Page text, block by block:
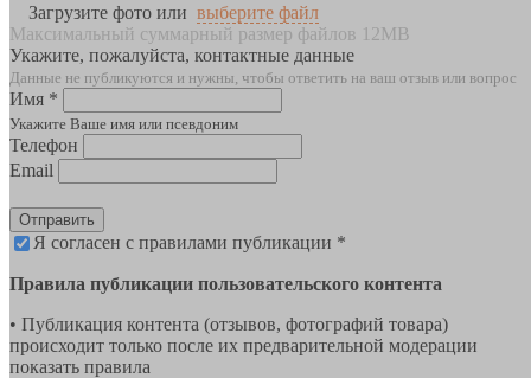
Загрузите фото или выберите файл
Максимальный суммарный размер файлов 12MB
Укажите, пожалуйста, контактные данные
Данные не публикуются и нужны, чтобы ответить на ваш отзыв или вопрос
Имя *
Укажите Ваше имя или псевдоним
Телефон
Email
Отправить
Я согласен с правилами публикации *
Правила публикации пользовательского контента
• Публикация контента (отзывов, фотографий товара)
происходит только после их предварительной модерации
показать правила